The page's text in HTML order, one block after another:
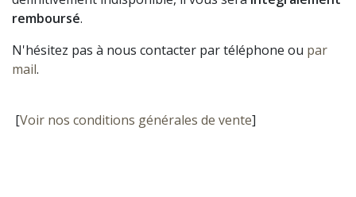
remboursé.
N'hésitez pas à nous contacter par téléphone ou par
mail.
[Voir nos conditions générales de vente]